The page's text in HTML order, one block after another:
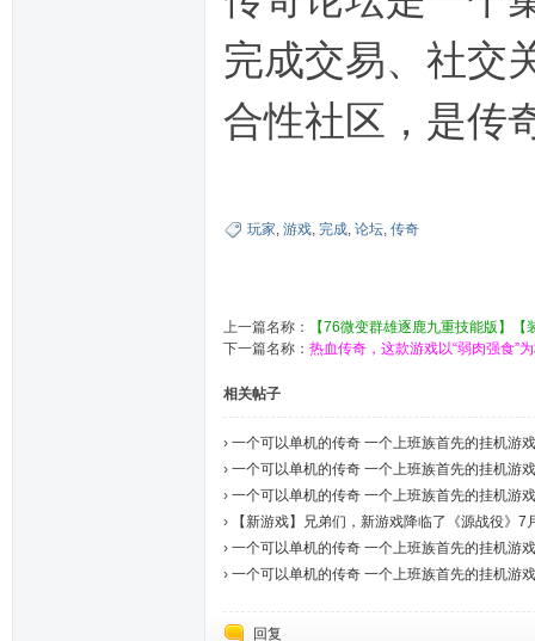
完成交易、社交
合性社区，是传
玩家, 游戏, 完成, 论坛, 传奇
上一篇名称：
【76微变群雄逐鹿九重技能版】
下一篇名称： 热血传奇，这款游戏以“弱肉强食”
相关帖子
› 一个可以单机的传奇 一个上班族首先的挂机游
› 一个可以单机的传奇 一个上班族首先的挂机游
› 一个可以单机的传奇 一个上班族首先的挂机游
›
【新游戏】兄弟们，新游戏降临了《源战役》
› 一个可以单机的传奇 一个上班族首先的挂机游
› 一个可以单机的传奇 一个上班族首先的挂机游
回复